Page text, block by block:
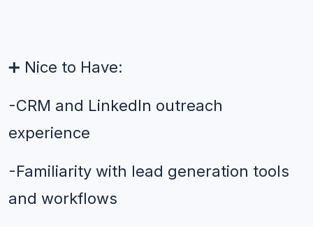
➕ Nice to Have:
-CRM and LinkedIn outreach
experience
-Familiarity with lead generation tools
and workflows